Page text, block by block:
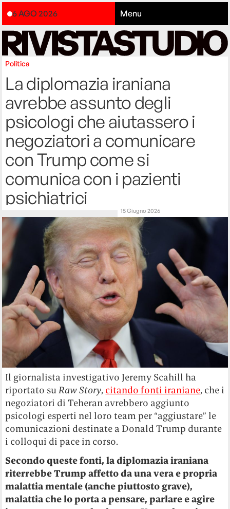
6 AGO 2026 Menu
Politica
La diplomazia iraniana
avrebbe assunto degli
psicologi che aiutassero i
negoziatori a comunicare
con Trump come si
comunica con i pazienti
psichiatrici
15 Giugno 2026
Il giornalista investigativo Jeremy Scahill ha
riportato suRaw Story, citando fonti iraniane, che i
negoziatori di Teheran avrebbero aggiunto
psicologi esperti nel loro team per “aggiustare” le
comunicazioni destinate a Donald Trump durante
i colloqui di pace in corso.
Secondo queste fonti, la diplomazia iraniana
riterrebbe Trump affetto da una vera e propria
malattia mentale (anche piuttosto grave),
malattia che lo porta a pensare, parlare e agire